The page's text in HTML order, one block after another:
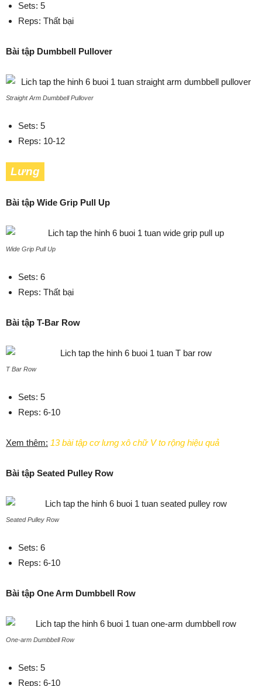
Sets: 5
Reps: Thất bại
Bài tập Dumbbell Pullover
Straight Arm Dumbbell Pullover
Sets: 5
Reps: 10-12
Lưng
Bài tập Wide Grip Pull Up
Wide Grip Pull Up
Sets: 6
Reps: Thất bại
Bài tập T-Bar Row
T Bar Row
Sets: 5
Reps: 6-10
Xem thêm: 13 bài tập cơ lưng xô chữ V to rộng hiệu quả
Bài tập Seated Pulley Row
Seated Pulley Row
Sets: 6
Reps: 6-10
Bài tập One Arm Dumbbell Row
One-arm Dumbbell Row
Sets: 5
Reps: 6-10